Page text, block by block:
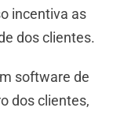
incentiva as
dos clientes.
software de
dos clientes,